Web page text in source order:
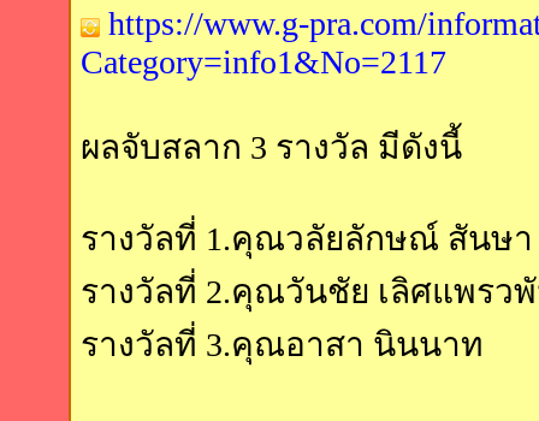
https://www.g-pra.com/
Category=info1&No=2117
ผลจับสลาก 3 รางวัล มีดังนี้
รางวัลที่ 1.คุณวลัยลักษณ์ สันษา
รางวัลที่ 2.คุณวันชัย เลิศแพรว
รางวัลที่ 3.คุณอาสา นินนาท